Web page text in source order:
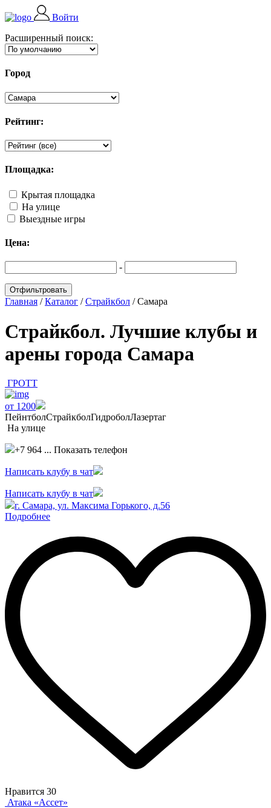
Войти
Расширенный поиск:
Город
Рейтинг:
Площадка:
Крытая площадка
На улице
Выездные игры
Цена:
-
Главная /Каталог /Страйкбол /Самара
Страйкбол. Лучшие клубы и
арены города Самара
ГРОТТ
от 1200
ПейнтболСтрайкболГидроболЛазертаг
На улице
+7 964 ... Показать телефон
Написать клубу в чат
Написать клубу в чат
г. Самара, ул. Максима Горького, д.56
Подробнее
Нравится 30
Атака «Ассет»